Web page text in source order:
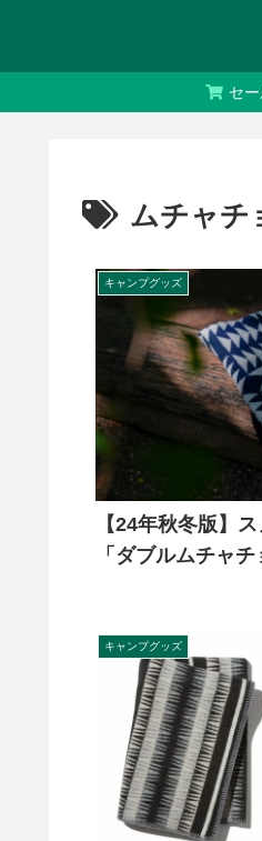
セ
ムチャチ
キャンプグッズ
【24年秋冬版】
「ダブルムチャ
キャンプグッズ